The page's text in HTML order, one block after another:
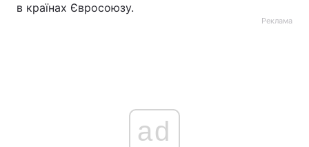
в країнах Євросоюзу.
Реклама
ad